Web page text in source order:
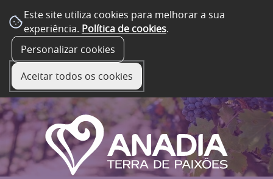
Este site utiliza cookies para melhorar a sua
experiência. Política de cookies.
Personalizar cookies
Aceitar todos os cookies